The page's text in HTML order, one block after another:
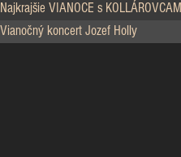
Najkrajšie VIANOCE s KOLLÁROVCAMI
Vianočný koncert Jozef Holly